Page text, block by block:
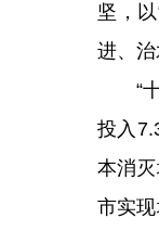
坚，
进、治
“十
投入
本消
市实